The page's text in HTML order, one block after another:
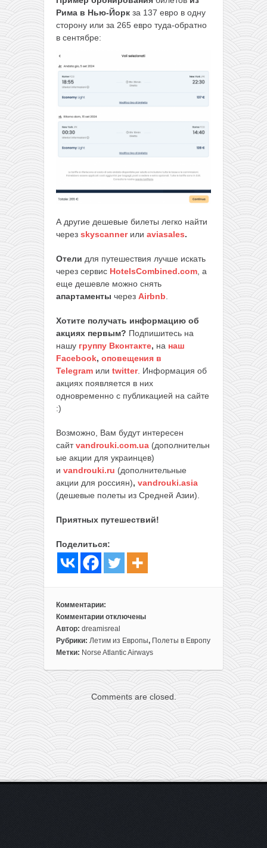
Рима в Нью-Йорк за 137 евро в одну
сторону или за 265 евро туда-обратно
в сентябре:
А другие дешевые билеты легко найти
через skyscanner или aviasales.
Отели для путешествия лучше искать
через сервис HotelsCombined.com , а
еще дешевле можно снять
апартаменты через Airbnb
Хотите получать информацию об
акциях первым? Подпишитесь на
нашу группу Вконтакте, на наш
Facebook, оповещения в
Telegram или twitter. Информация об
акциях появляется в них
одновременно с публикацией на сайте
:)
Возможно, Вам будут интересен
сайтvandrouki.com.ua (дополнительн
ые акции для украинцев)
и vandrouki.ru (дополнительные
акции для россиян), vandrouki.asia
(дешевые полеты из Средней Азии).
Приятных путешествий!
Поделиться:
Комментарии:
Комментарии
к
записи
Norse
Airways:
прямые
Европы
в
США
137€
или
отключены
Автор: dreamisreal
Рубрики: Летим из Европы, Полеты в Европу
Метки: Norse Atlantic Airways
Comments are closed.